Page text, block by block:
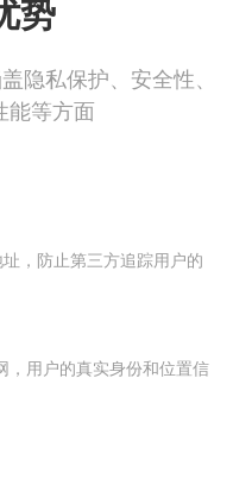
势
隐私保护、安全性、
能等方面
，防止第三方追踪用户的
，用户的真实身份和位置信